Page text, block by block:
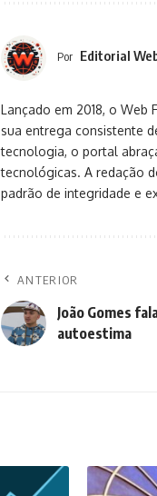
Por Editorial
Lançado em 2018, o
sua entrega consistente
tecnologia, o portal
tecnológicas. A redação
padrão de integridade e
ANTERIOR
João Gomes
autoestima